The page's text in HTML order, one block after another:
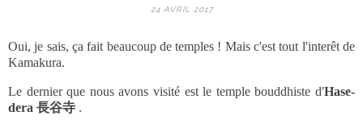
24 AVRIL 2017
Oui, je sais, ça fait beaucoup de temples ! Mais c'est tout l'interêt de
Kamakura.
Le dernier que nous avons visité est le temple bouddhiste d'Hase-
dera 長谷寺 .